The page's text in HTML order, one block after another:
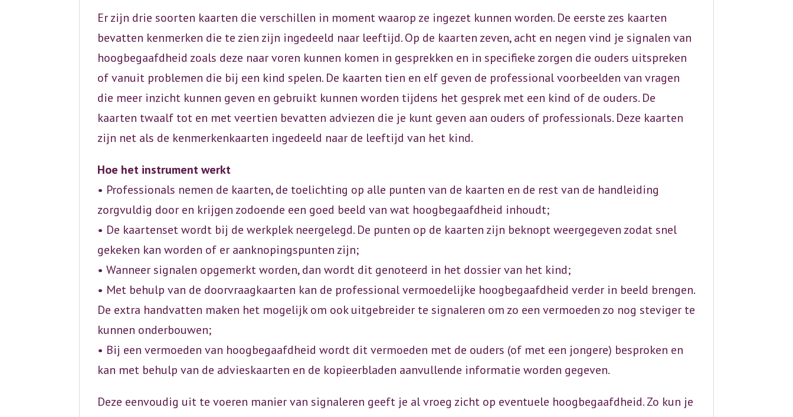
Er zijn drie soorten kaarten die verschillen in moment waarop ze ingezet kunnen worden. De eerste zes kaarten
bevatten kenmerken die te zien zijn ingedeeld naar leeftijd. Op de kaarten zeven, acht en negen vind je signalen van
hoogbegaafdheid zoals deze naar voren kunnen komen in gesprekken en in specifieke zorgen die ouders uitspreken
of vanuit problemen die bij een kind spelen. De kaarten tien en elf geven de professional voorbeelden van vragen
die meer inzicht kunnen geven en gebruikt kunnen worden tijdens het gesprek met een kind of de ouders. De
kaarten twaalf tot en met veertien bevatten adviezen die je kunt geven aan ouders of professionals. Deze kaarten
zijn net als de kenmerkenkaarten ingedeeld naar de leeftijd van het kind.
Hoe het instrument werkt
• Professionals nemen de kaarten, de toelichting op alle punten van de kaarten en de rest van de handleiding
zorgvuldig door en krijgen zodoende een goed beeld van wat hoogbegaafdheid inhoudt;
• De kaartenset wordt bij de werkplek neergelegd. De punten op de kaarten zijn beknopt weergegeven zodat snel
gekeken kan worden of er aanknopingspunten zijn;
• Wanneer signalen opgemerkt worden, dan wordt dit genoteerd in het dossier van het kind;
• Met behulp van de doorvraagkaarten kan de professional vermoedelijke hoogbegaafdheid verder in beeld brengen.
De extra handvatten maken het mogelijk om ook uitgebreider te signaleren om zo een vermoeden zo nog steviger te
kunnen onderbouwen;
• Bij een vermoeden van hoogbegaafdheid wordt dit vermoeden met de ouders (of met een jongere) besproken en
kan met behulp van de advieskaarten en de kopieerbladen aanvullende informatie worden gegeven.
Deze eenvoudig uit te voeren manier van signaleren geeft je al vroeg zicht op eventuele hoogbegaafdheid. Zo kun je